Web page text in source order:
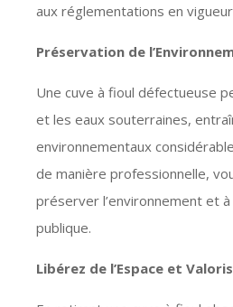
aux réglementations en
Préservation de
Une cuve à fioul défectueuse
et les eaux souterraines,
environnementaux
de manière professionnelle,
préserver l’environnement et
publique.
Libérez de l’Espace et